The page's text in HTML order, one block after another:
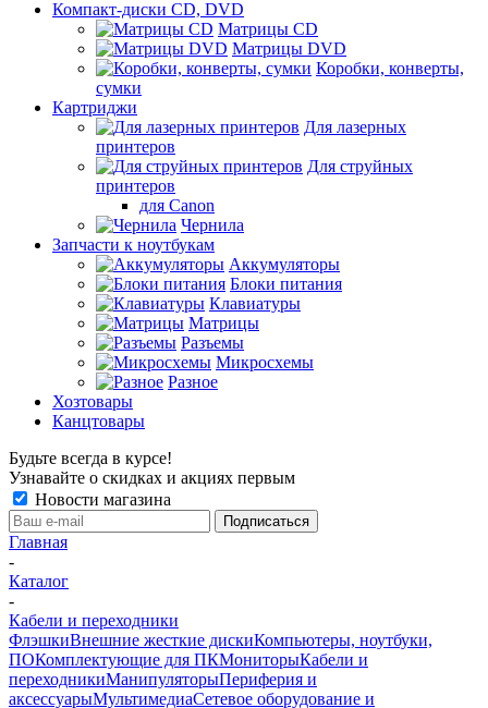
Компакт-диски CD, DVD
Матрицы CD
Матрицы DVD
Коробки, конверты,
сумки
Картриджи
Для лазерных
принтеров
Для струйных
принтеров
для Canon
Чернила
Запчасти к ноутбукам
Аккумуляторы
Блоки питания
Клавиатуры
Матрицы
Разъемы
Микросхемы
Разное
Хозтовары
Канцтовары
Будьте всегда в курсе!
Узнавайте о скидках и акциях первым
Новости магазина
Главная
-
Каталог
-
Кабели и переходники
ФлэшкиВнешние жесткие дискиКомпьютеры, ноутбуки,
ПОКомплектующие для ПКМониторыКабели и
переходникиМанипуляторыПериферия и
аксессуарыМультимедиаСетевое оборудование и